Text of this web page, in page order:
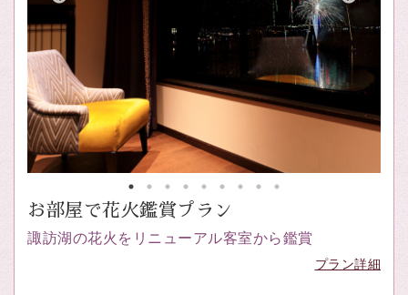
お部屋で花火鑑賞プラン
諏訪湖の花火をリニューアル客室から鑑賞
プラン詳細